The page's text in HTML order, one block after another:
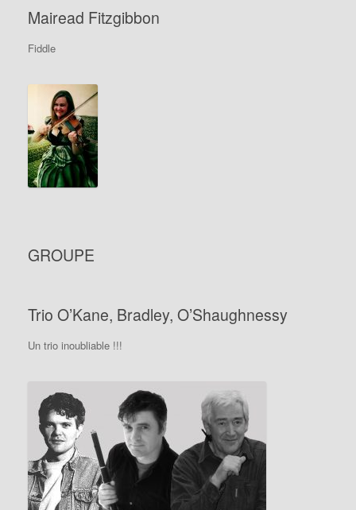
Mairead Fitzgibbon
Fiddle
GROUPE
Trio O’Kane, Bradley, O’Shaughnessy
Un trio inoubliable !!!